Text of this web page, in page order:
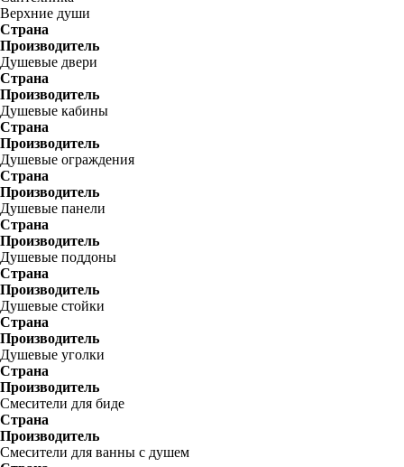
Верхние души
Страна
Производитель
Душевые двери
Страна
Производитель
Душевые кабины
Страна
Производитель
Душевые ограждения
Страна
Производитель
Душевые панели
Страна
Производитель
Душевые поддоны
Страна
Производитель
Душевые стойки
Страна
Производитель
Душевые уголки
Страна
Производитель
Смесители для биде
Страна
Производитель
Смесители для ванны с душем